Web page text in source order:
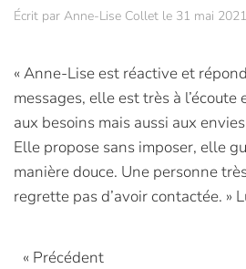
Écrit par Anne-Lise Collet le 31 mai 2021
« Anne-Lise est réactive et
messages, elle est très à l’écoute
aux besoins mais aussi aux
Elle propose sans imposer, elle
manière douce. Une personne
regrette pas d’avoir contactée. »
« Précédent